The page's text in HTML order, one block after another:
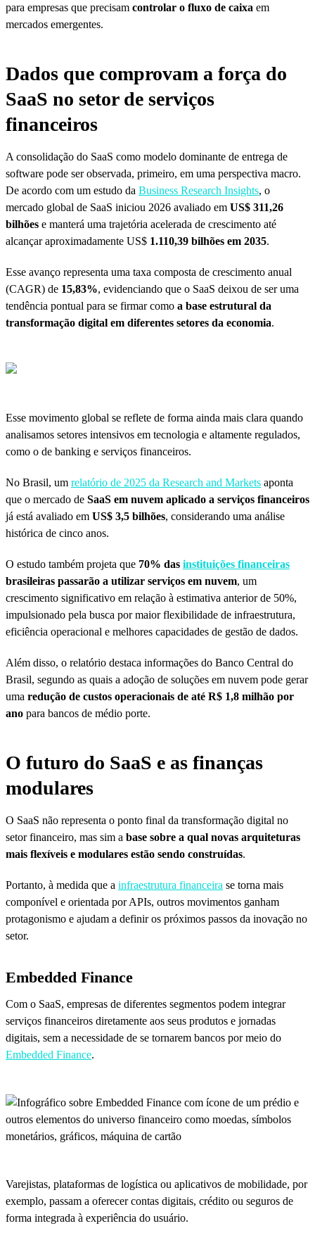
para empresas que precisam controlar o fluxo de caixa em
mercados emergentes.
Dados que comprovam a força do
SaaS no setor de serviços
financeiros
A consolidação do SaaS como modelo dominante de entrega de
software pode ser observada, primeiro, em uma perspectiva macro.
De acordo com um estudo da Business Research Insights, o
mercado global de SaaS iniciou 2026 avaliado em US$ 311,26
bilhões e manterá uma trajetória acelerada de crescimento até
alcançar aproximadamente US$ 1.110,39 bilhões em 2035.
Esse avanço representa uma taxa composta de crescimento anual
(CAGR) de 15,83%, evidenciando que o SaaS deixou de ser uma
tendência pontual para se firmar como a base estrutural da
transformação digital em diferentes setores da economia.
Esse movimento global se reflete de forma ainda mais clara quando
analisamos setores intensivos em tecnologia e altamente regulados,
como o de banking e serviços financeiros.
No Brasil, um relatório de 2025 da Research and Markets aponta
que o mercado de SaaS em nuvem aplicado a serviços financeiros
já está avaliado em US$ 3,5 bilhões, considerando uma análise
histórica de cinco anos.
O estudo também projeta que 70% das instituições financeiras
brasileiras passarão a utilizar serviços em nuvem, um
crescimento significativo em relação à estimativa anterior de 50%,
impulsionado pela busca por maior flexibilidade de infraestrutura,
eficiência operacional e melhores capacidades de gestão de dados.
Além disso, o relatório destaca informações do Banco Central do
Brasil, segundo as quais a adoção de soluções em nuvem pode gerar
uma redução de custos operacionais de até R$ 1,8 milhão por
ano para bancos de médio porte.
O futuro do SaaS e as finanças
modulares
O SaaS não representa o ponto final da transformação digital no
setor financeiro, mas sim a base sobre a qual novas arquiteturas
mais flexíveis e modulares estão sendo construídas.
Portanto, à medida que a infraestrutura financeira se torna mais
componível e orientada por APIs, outros movimentos ganham
protagonismo e ajudam a definir os próximos passos da inovação no
setor.
Embedded Finance
Com o SaaS, empresas de diferentes segmentos podem integrar
serviços financeiros diretamente aos seus produtos e jornadas
digitais, sem a necessidade de se tornarem bancos por meio do
Embedded Finance.
Varejistas, plataformas de logística ou aplicativos de mobilidade, por
exemplo, passam a oferecer contas digitais, crédito ou seguros de
forma integrada à experiência do usuário.